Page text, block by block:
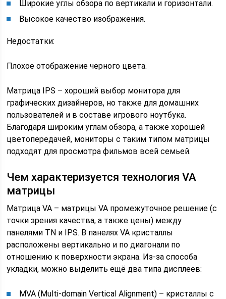
Широкие углы обзора по вертикали и горизонтали.
Высокое качество изображения.
Недостатки:
Плохое отображение черного цвета.
Матрица IPS – хороший выбор монитора для
графических дизайнеров, но также для домашних
пользователей и в составе игрового ноутбука.
Благодаря широким углам обзора, а также хорошей
цветопередачей, мониторы с таким типом матрицы
подходят для просмотра фильмов всей семьей.
Чем характеризуется технология VA
матрицы
Матрица VA – матрицы VA промежуточное решение (с
точки зрения качества, а также цены) между
панелями TN и IPS. В панелях VA кристаллы
расположены вертикально и по диагонали по
отношению к поверхности экрана. Из-за способа
укладки, можно выделить ещё два типа дисплеев:
MVA (Multi-domain Vertical Alignment) – кристаллы с